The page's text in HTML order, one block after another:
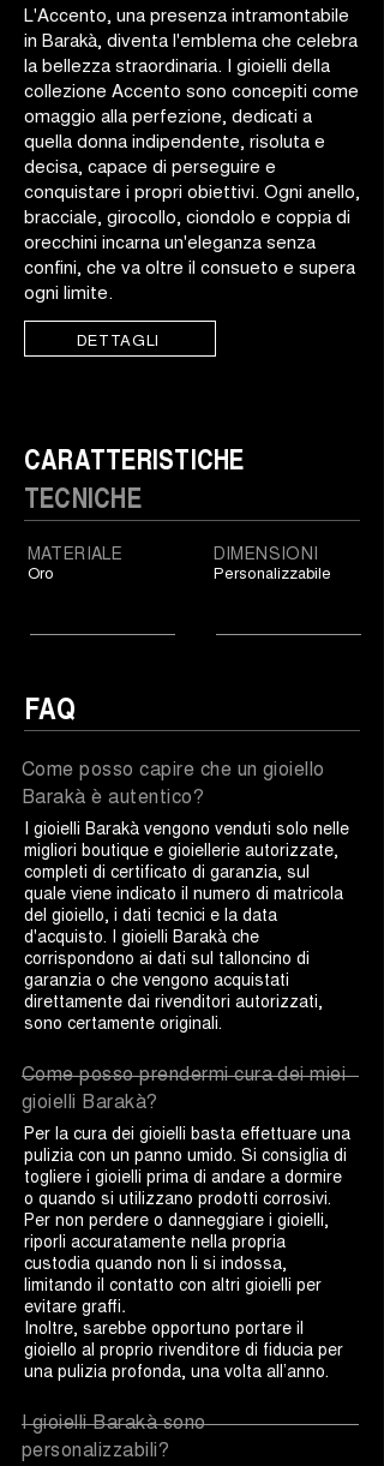
L'Accento, una presenza intramontabile
in Barakà, diventa l'emblema che celebra
la bellezza straordinaria. I gioielli della
collezione Accento sono concepiti come
omaggio alla perfezione, dedicati a
quella donna indipendente, risoluta e
decisa, capace di perseguire e
conquistare i propri obiettivi. Ogni anello,
bracciale, girocollo, ciondolo e coppia di
orecchini incarna un'eleganza senza
confini, che va oltre il consueto e supera
ogni limite.
DETTAGLI
CARATTERISTICHE
TECNICHE
MATERIALE
Oro
DIMENSIONI
Personalizzabile
FAQ
Come posso capire che un gioiello
Barakà è autentico?
I gioielli Barakà vengono venduti solo nelle
migliori boutique e gioiellerie autorizzate,
completi di certificato di garanzia, sul
quale viene indicato il numero di matricola
del gioiello, i dati tecnici e la data
d'acquisto. I gioielli Barakà che
corrispondono ai dati sul talloncino di
garanzia o che vengono acquistati
direttamente dai rivenditori autorizzati,
sono certamente originali.
Come posso prendermi cura dei miei
gioielli Barakà?
Per la cura dei gioielli basta effettuare una
pulizia con un panno umido. Si consiglia di
togliere i gioielli prima di andare a dormire
o quando si utilizzano prodotti corrosivi.
Per non perdere o danneggiare i gioielli,
riporli accuratamente nella propria
custodia quando non li si indossa,
limitando il contatto con altri gioielli per
evitare graffi.
Inoltre, sarebbe opportuno portare il
gioiello al proprio rivenditore di fiducia per
una pulizia profonda, una volta all’anno.
I gioielli Barakà sono
personalizzabili?